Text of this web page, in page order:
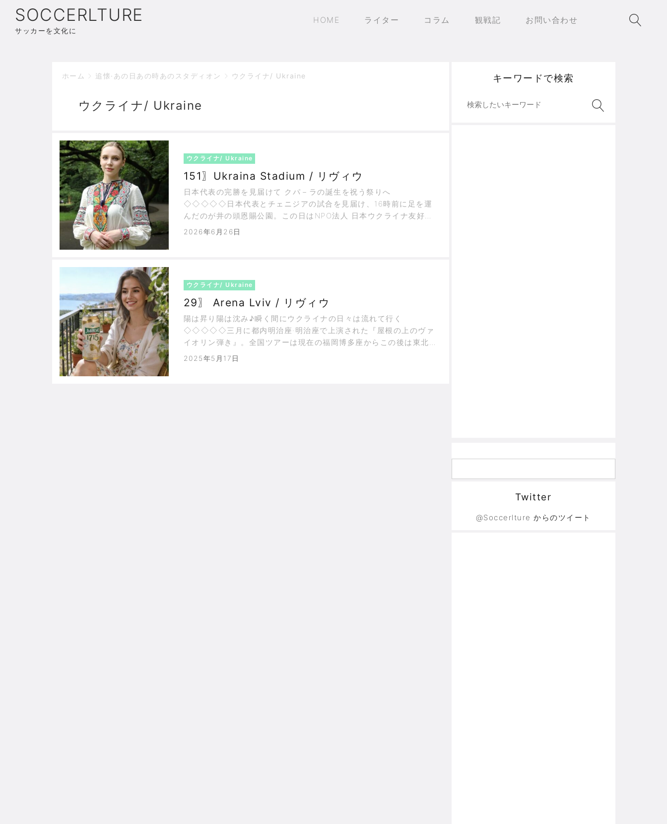
SOCCERLTURE
サッカーを文化に
HOME ライター コラム 観戦記 お問い合わせ
ホーム 追懐·あの日あの時あのスタディオン ウクライナ/ Ukraine
ウクライナ/ Ukraine
ウクライナ/ Ukraine
151〗Ukraina Stadium / リヴィウ
日本代表の完勝を見届けて クパ－ラの誕生を祝う祭りへ
◇◇◇◇◇日本代表とチェニジアの試合を見届け、16時前に足を運
んだのが井の頭恩賜公園。この日はNPO法人 日本ウクライナ友好協
会 KRAIANYの主催するクパーラ祭。日本から出なくても体験できる
2026年6月26日
ウクライナ/ Ukraine
29〗 Arena Lviv / リヴィウ
陽は昇り陽は沈み♪瞬く間にウクライナの日々は流れて行く
◇◇◇◇◇三月に都内明治座·明治座で上演された『屋根の上のヴァ
イオリン弾き』。全国ツアーは現在の福岡博多座からこの後は東北
へ。ブロードウェイでの初演は1964年。原作者ショーレム·アレイヘ
2025年5月17日
キーワードで検索
Twitter
@Soccerlture からのツイート